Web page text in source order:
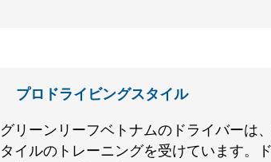
プロドライビングスタイル
グリーンリーフベトナムのドライバーは
タイルのトレーニングを受けています。